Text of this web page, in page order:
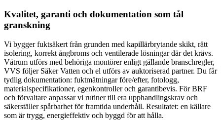
Kvalitet, garanti och dokumentation som tål
granskning
Vi bygger fuktsäkert från grunden med kapillärbrytande skikt, rätt
isolering, korrekt ångbroms och ventilerade lösningar där det krävs.
Våtrum utförs med behöriga montörer enligt gällande branschregler,
VVS följer Säker Vatten och el utförs av auktoriserad partner. Du får
tydlig dokumentation: fuktmätningar före/efter, fotologg,
materialspecifikationer, egenkontroller och garantibevis. För BRF
och förvaltare anpassar vi rutiner till era upphandlingskrav och
säkerställer spårbarhet för framtida underhåll. Resultatet: en källare
som är trygg, energieffektiv och byggd för att hålla.